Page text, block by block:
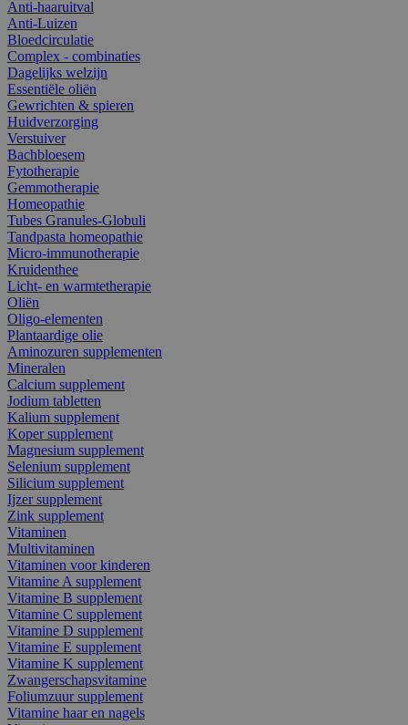
Anti-haaruitval
Anti-Luizen
Bloedcirculatie
Complex - combinaties
Dagelijks welzijn
Essentiële oliën
Gewrichten & spieren
Huidverzorging
Verstuiver
Bachbloesem
Fytotherapie
Gemmotherapie
Homeopathie
Tubes Granules-Globuli
Tandpasta homeopathie
Micro-immunotherapie
Kruidenthee
Licht- en warmtetherapie
Oliën
Oligo-elementen
Plantaardige olie
Aminozuren supplementen
Mineralen
Calcium supplement
Jodium tabletten
Kalium supplement
Koper supplement
Magnesium supplement
Selenium supplement
Silicium supplement
Ijzer supplement
Zink supplement
Vitaminen
Multivitaminen
Vitaminen voor kinderen
Vitamine A supplement
Vitamine B supplement
Vitamine C supplement
Vitamine D supplement
Vitamine E supplement
Vitamine K supplement
Zwangerschapsvitamine
Foliumzuur supplement
Vitamine haar en nagels